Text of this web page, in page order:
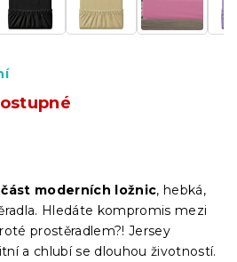
moderních ložnic, hebká,
Hledáte kompromis mezi
prostěradlem?! Jersey
a chlubí se dlouhou životností.